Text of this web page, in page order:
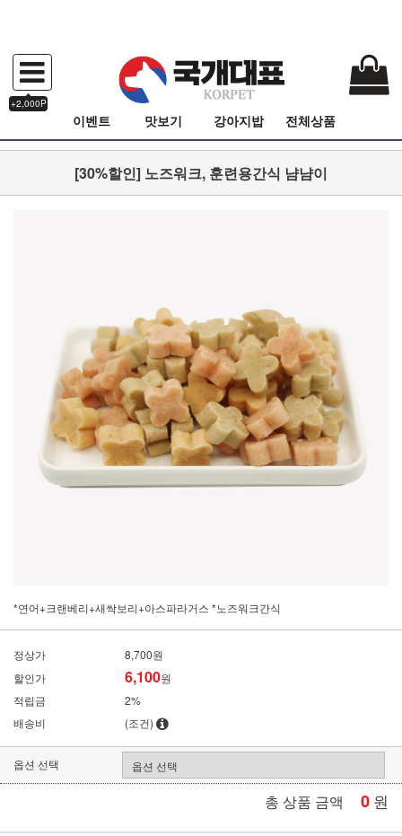
+2,000P
이벤트 맛보기 강아지밥 전체상품
[30%할인] 노즈워크, 훈련용간식 냠냠이
*연어+크랜베리+새싹보리+아스파라거스 *노즈워크간식
정상가
8,700원
할인가
6,100원
적립금
2%
배송비
(조건)
옵션 선택
총 상품 금액 0 원